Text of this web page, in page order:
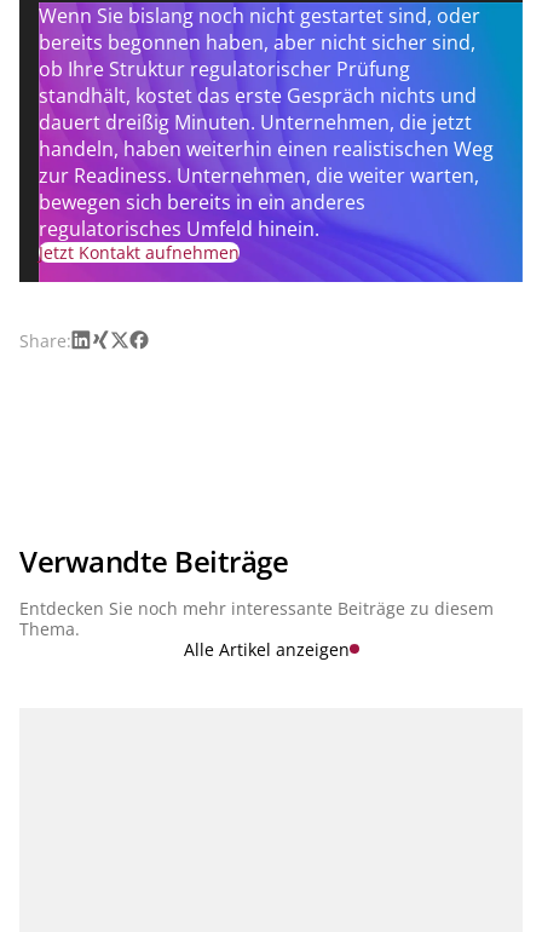
Wenn Sie bislang noch nicht gestartet sind, oder
bereits begonnen haben, aber nicht sicher sind,
ob Ihre Struktur regulatorischer Prüfung
standhält, kostet das erste Gespräch nichts und
dauert dreißig Minuten. Unternehmen, die jetzt
handeln, haben weiterhin einen realistischen Weg
zur Readiness. Unternehmen, die weiter warten,
bewegen sich bereits in ein anderes
regulatorisches Umfeld hinein.
Jetzt Kontakt aufnehmen
Share:LinkedIn
Xing
X Facebook
Verwandte Beiträge
Entdecken Sie noch mehr interessante Beiträge zu diesem
Thema.
Alle Artikel anzeigen